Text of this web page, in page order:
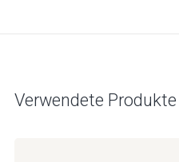
Verwendete Produkte